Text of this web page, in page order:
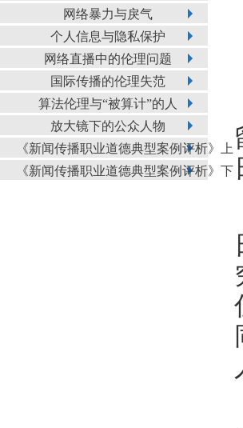
网络暴力与戾气
个人信息与隐私保护
网络直播中的伦理问题
国际传播的伦理失范
算法伦理与“被算计”的人
放大镜下的公众人物
《新闻传播职业道德典型案例评析》上
《新闻传播职业道德典型案例评析》下